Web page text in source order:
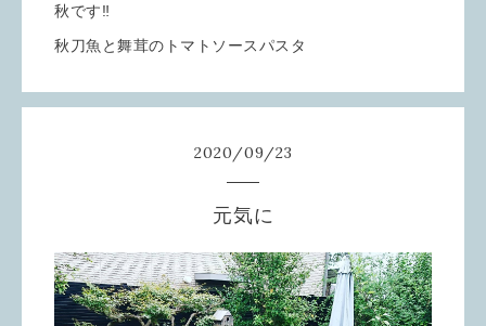
秋です‼️
秋刀魚と舞茸のトマトソースパスタ
2020/09/23
元気に